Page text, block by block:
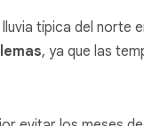
típica del norte
, ya que las